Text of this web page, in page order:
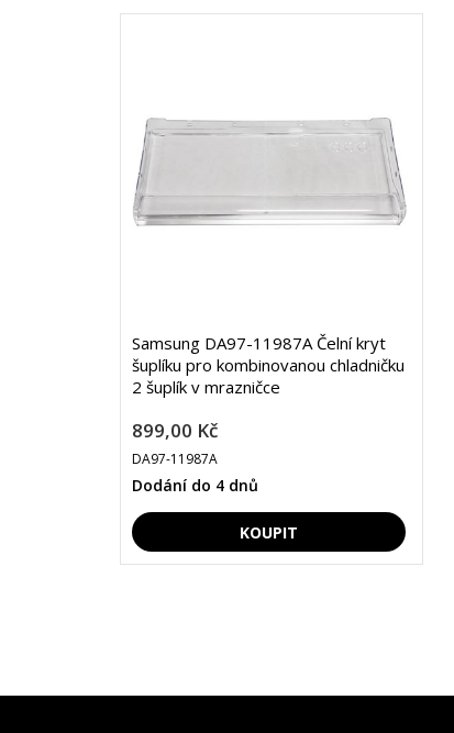
Samsung DA97-11987A Čelní kryt
šuplíku pro kombinovanou chladničku
2 šuplík v mrazničce
899,00 Kč
DA97-11987A
Dodání do 4 dnů